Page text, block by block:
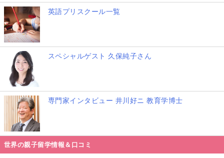
英語プリスクール一覧
スペシャルゲスト 久保純子さん
専門家インタビュー 井川好ニ 教育学博士
世界の親子留学情報＆口コミ